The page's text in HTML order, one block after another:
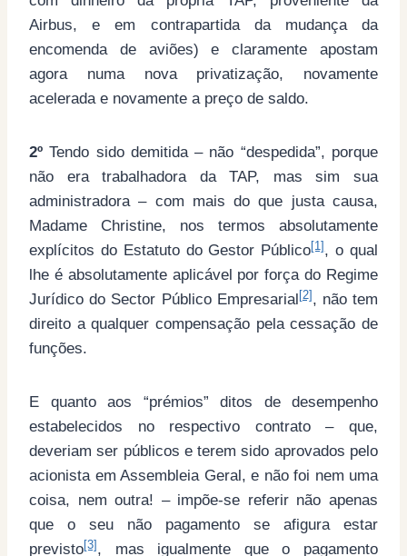
Airbus, e em contrapartida da mudança da
encomenda de aviões) e claramente apostam
agora numa nova privatização, novamente
acelerada e novamente a preço de saldo.
2º Tendo sido demitida – não “despedida”, porque
não era trabalhadora da TAP, mas sim sua
administradora – com mais do que justa causa,
Madame Christine, nos termos absolutamente
explícitos do Estatuto do Gestor Público[1], o qual
lhe é absolutamente aplicável por força do Regime
Jurídico do Sector Público Empresarial[2], não tem
direito a qualquer compensação pela cessação de
funções.
E quanto aos “prémios” ditos de desempenho
estabelecidos no respectivo contrato – que,
deveriam ser públicos e terem sido aprovados pelo
acionista em Assembleia Geral, e não foi nem uma
coisa, nem outra! – impõe-se referir não apenas
que o seu não pagamento se afigura estar
previsto[3], mas igualmente que o pagamento